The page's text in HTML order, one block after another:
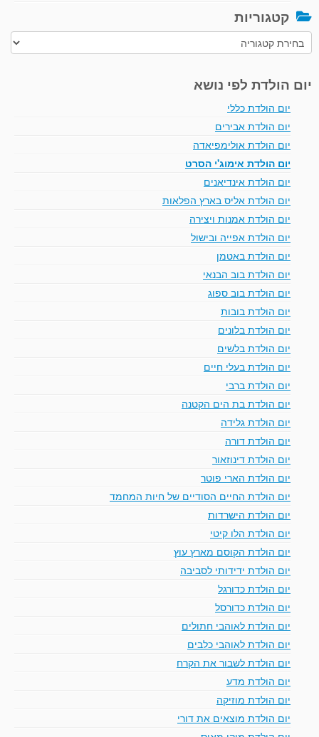
קטגוריות
קטגוריות
יום הולדת לפי נושא
יום הולדת כללי
יום הולדת אבירים
יום הולדת אולימפיאדה
יום הולדת אימוג'י הסרט
יום הולדת אינדיאנים
יום הולדת אליס בארץ הפלאות
יום הולדת אמנות ויצירה
יום הולדת אפייה ובישול
יום הולדת באטמן
יום הולדת בוב הבנאי
יום הולדת בוב ספוג
יום הולדת בובות
יום הולדת בלונים
יום הולדת בלשים
יום הולדת בעלי חיים
יום הולדת ברבי
יום הולדת בת הים הקטנה
יום הולדת גלידה
יום הולדת דורה
יום הולדת דינוזאור
יום הולדת הארי פוטר
יום הולדת החיים הסודיים של חיות המחמד
יום הולדת הישרדות
יום הולדת הלו קיטי
יום הולדת הקוסם מארץ עוץ
יום הולדת ידידותי לסביבה
יום הולדת כדורגל
יום הולדת כדורסל
יום הולדת לאוהבי חתולים
יום הולדת לאוהבי כלבים
יום הולדת לשבור את הקרח
יום הולדת מדע
יום הולדת מוזיקה
יום הולדת מוצאים את דורי